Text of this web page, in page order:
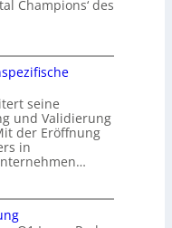
Champions‘ des
seine
und Validierung
der Eröffnung
in